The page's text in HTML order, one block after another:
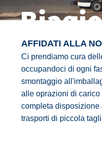
AFFIDATI ALLA
Ci prendiamo cura
occupandoci di ogni
smontaggio
alle oprazioni di
completa disposizione
trasporti di piccola